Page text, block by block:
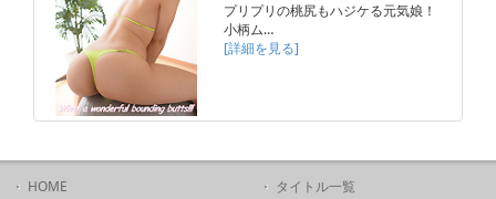
プリプリの桃尻もハジケる元気娘！
小柄ム…
[詳細を見る]
HOME
タイトル一覧